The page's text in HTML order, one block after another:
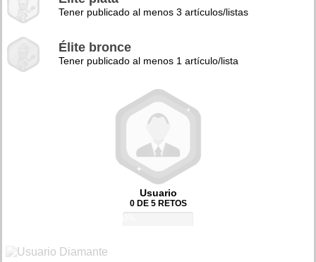
Tener publicado al menos 3 artículos/listas
Élite bronce
Tener publicado al menos 1 artículo/lista
Usuario
0 DE 5 RETOS